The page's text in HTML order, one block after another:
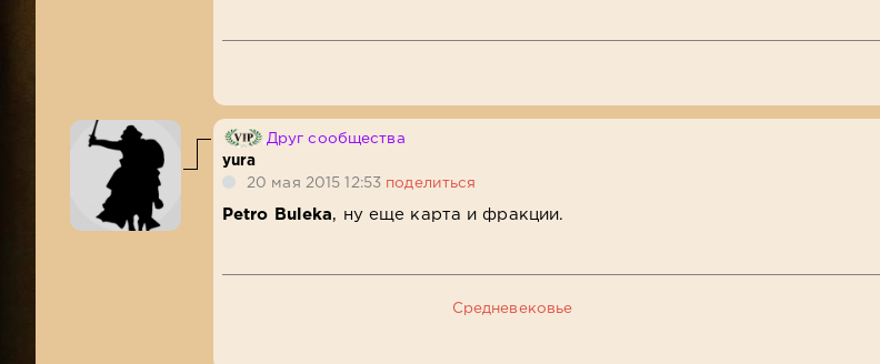
Друг сообщества
yura
20 мая 2015 12:53 поделиться
Petro Buleka, ну еще карта и фракции.
Средневековье